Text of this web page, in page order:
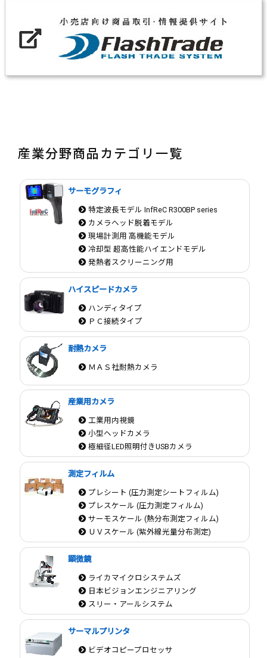
産業分野商品カテゴリ一覧
サーモグラフィ
特定波長モデル InfReC R300BP series
カメラヘッド脱着モデル
現場計測用 高機能モデル
冷却型 超高性能ハイエンドモデル
発熱者スクリーニング用
ハイスピードカメラ
ハンディタイプ
ＰＣ接続タイプ
耐熱カメラ
ＭＡＳ社耐熱カメラ
産業用カメラ
工業用内視鏡
小型ヘッドカメラ
極細径LED照明付きUSBカメラ
測定フィルム
プレシート (圧力測定シートフィルム)
プレスケール (圧力測定フィルム)
サーモスケール (熱分布測定フィルム)
ＵＶスケール (紫外線光量分布測定)
顕微鏡
ライカマイクロシステムズ
日本ビジョンエンジニアリング
スリー・アールシステム
サーマルプリンタ
ビデオコピープロセッサ